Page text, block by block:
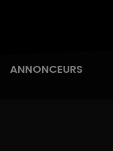
ANNONCEURS